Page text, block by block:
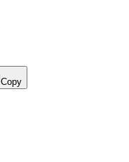
Copy